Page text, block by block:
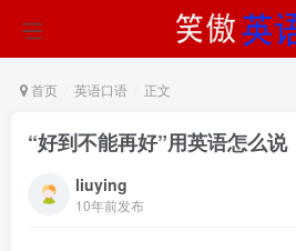
首页 英语口语 正文
“好到不能再好”用英语怎么说
liuying
10年前发布